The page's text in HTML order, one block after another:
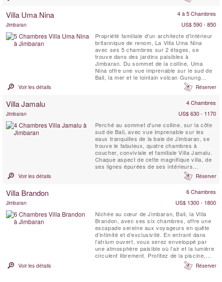
île indonésienne différente et contient des
cette île soigneusement collectés par...
Villa Uma Nina 4 à 5 Chambres
Jimbaran
US$ 590 - 850
Propriété familiale d'un architecte d'intérieur
britannique de renom, La Villa Uma Nina
avec ses 5 chambres sur 2 étages, se
trouve dans des jardins paisibles à
Jimbaran. Du sommet de la colline, Uma
Nina offre une vue imprenable sur le sud de
Bali, la mer et le lointain volcan Gunung
Agung. Les matériaux naturels et le design
contemporain épuré s'harmonisent avec le
calmes, lumineux et spacieux. À l'extérieur,
Voir les détails Réserver
Villa Jamalu 4 Chambres
Jimbaran
US$ 630 - 1170
Perché au sommet d'une colline, sur la côte
sud de Bali, avec vue imprenable sur les
eaux tranquilles de la baie de Jimbaran, se
trouve le fabuleux, quatre chambres à
coucher, conviviale et familiale Villa Jamalu.
Chaque aspect de cette magnifique villa, de
ses lignes épurées de ses intérieurs
élégants, vous promet le summum du luxe et
possibilités infinies pour le plaisir et la
Voir les détails Réserver
Villa Brandon 6 Chambres
Jimbaran
US$ 1300 - 1800
Nichée au cœur de Jimbaran, Bali, la Villa
Brandon, avec ses six chambres, offre une
escapade sereine aux voyageurs en quête
d’intimité et d’exclusivité. En entrant dans
l’atrium ouvert, vous serez enveloppé par
une atmosphère paisible où l’air et la lumière
circulent librement. Profitez de la piscine,
entraînez-vous dans la salle de sport ou
savourez un verre sur la terrasse sur le toit.
Voir les détails Réserver